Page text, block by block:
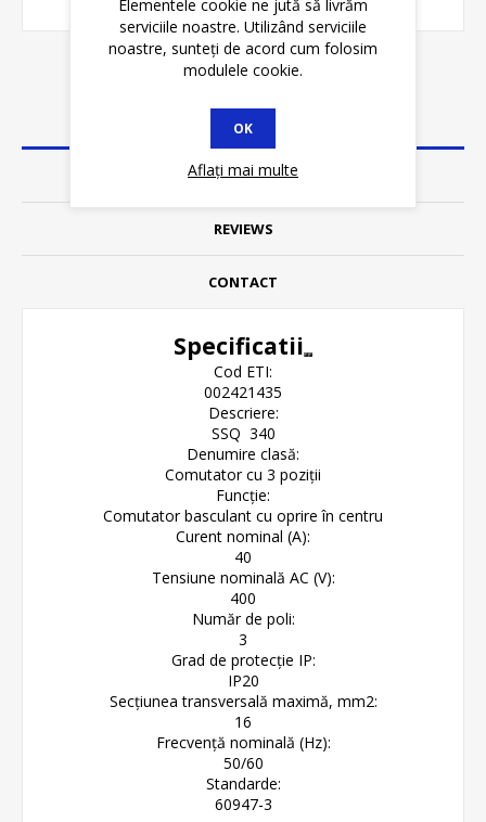
DETALII
SPECIFICATII
REVIEWS
CONTACT
Specificatii
Cod ETI:
002421435
Descriere:
SSQ 340
Denumire clasă:
Comutator cu 3 poziții
Funcție:
Comutator basculant cu oprire în centru
Curent nominal (A):
40
Tensiune nominală AC (V):
400
Număr de poli:
3
Grad de protecție IP:
IP20
Secțiunea transversală maximă, mm2:
16
Frecvență nominală (Hz):
50/60
Standarde:
60947-3
Elementele cookie ne jută să livrăm
serviciile noastre. Utilizând serviciile
noastre, sunteți de acord cum folosim
modulele cookie.
OK
Aflați mai multe